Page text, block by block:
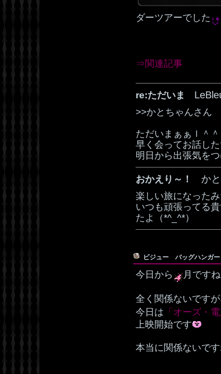
ダーツアーでした
⇒関連記事
re:ただいま
>>かとちゃんさん
ただいまぁぁｌ＾＾
早く会ってお話し
明日から出張気を
おかえり～！ か
楽しい旅になった
いつも頑張ってる
たよ（*^_^*）
ビジュー バッグハンガ
今日から 月ですね
全く関係ないですが
今日は 「オーズ・
上映開始です
本当に関係ないで